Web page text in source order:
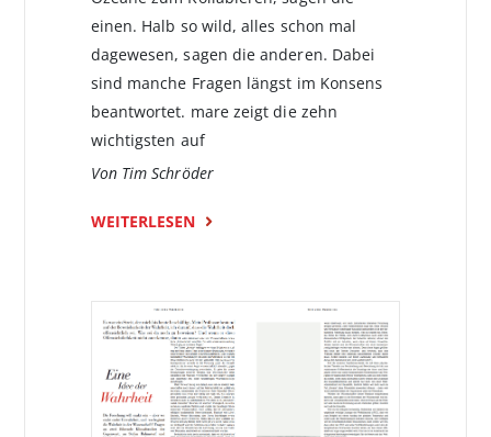
einen. Halb so wild, alles schon mal
dagewesen, sagen die anderen. Dabei
sind manche Fragen längst im Konsens
beantwortet. mare zeigt die zehn
wichtigsten auf
Von Tim Schröder
WEITERLESEN